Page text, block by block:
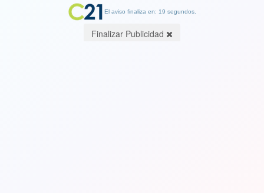
El aviso finaliza en: 19 segundos.
Finalizar Publicidad